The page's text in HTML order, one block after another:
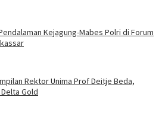
Kejagung-Mabes Polri di Forum
Rektor Unima Prof Deitje Beda,
Gold